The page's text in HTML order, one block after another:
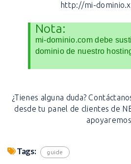
http://mi-
Nota:
mi-dominio.com debe
dominio de nuestro
¿Tienes alguna duda?
desde tu panel de clientes de
Tags: guide